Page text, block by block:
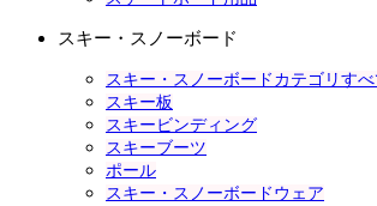
スキー・スノーボード
スキー・スノーボードカテゴリすべ
スキー板
スキービンディング
スキーブーツ
ポール
スキー・スノーボードウェア